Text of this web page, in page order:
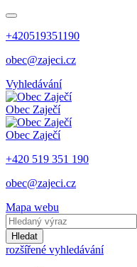
+420519351190
obec@zajeci.cz
Vyhledávání
Obec Zaječí
Obec Zaječí
+420 519 351 190
obec@zajeci.cz
Mapa webu
Hledat
rozšířené vyhledávání